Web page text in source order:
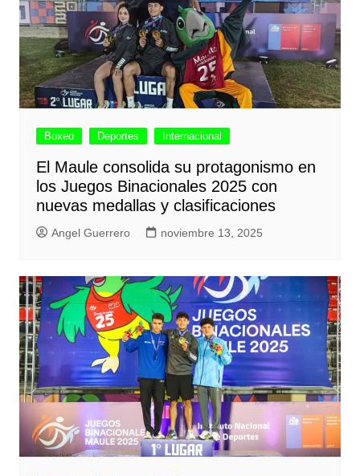
Boxeo Deportes Internacional
El Maule consolida su protagonismo en
los Juegos Binacionales 2025 con
nuevas medallas y clasificaciones
Angel Guerrero noviembre 13, 2025